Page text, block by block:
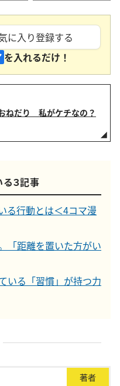
に入り登録する
を入れるだけ！
ねだり 私がケチなの？
３記事
る行動とは＜4コマ漫
「距離を置いた方がい
いる「習慣」が持つ力
著者